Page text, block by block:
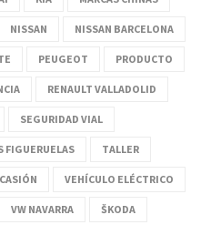
NISSAN NISSAN BARCELONA
PEUGEOT PRODUCTO
RENAULT VALLADOLID
SEGURIDAD VIAL
FIGUERUELAS TALLER
VEHÍCULO ELÉCTRICO
VW NAVARRA ŠKODA